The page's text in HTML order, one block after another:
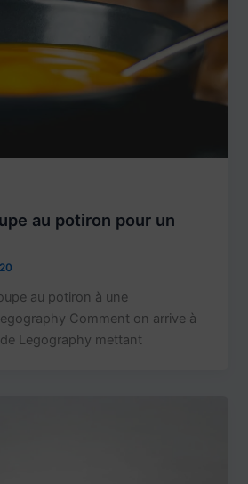
au potiron pour un
au potiron à une
Comment on arrive à
Legography mettant